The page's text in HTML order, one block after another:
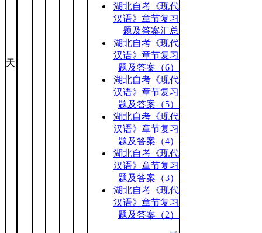
天
湖北自考《现代
汉语》章节复习
题及答案汇总
湖北自考《现代
汉语》章节复习
题及答案（6）
湖北自考《现代
汉语》章节复习
题及答案（5）
湖北自考《现代
汉语》章节复习
题及答案（4）
湖北自考《现代
汉语》章节复习
题及答案（3）
湖北自考《现代
汉语》章节复习
题及答案（2）